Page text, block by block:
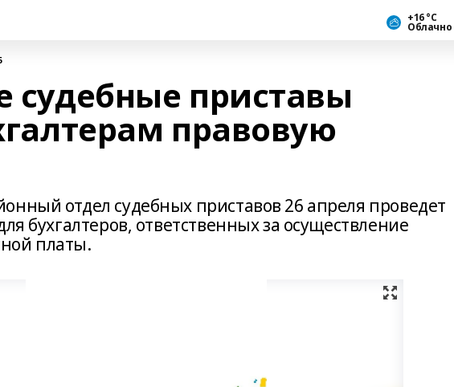
+16 °С
Облачно
приставы
правовую
отдел судебных приставов 26 апреля проведет
бухгалтеров, ответственных за осуществление
платы.